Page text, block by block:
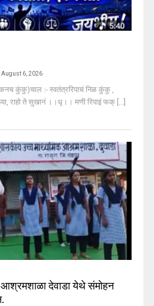
August 6, 2026
कुंकु)चाल :- स्वतंत्ररिपाचं निळ कुंकु ,
राहो ते सुखानं ।।धृ।। मणी रिपाइं फक् [...]
देवाडा येथे संमोहन